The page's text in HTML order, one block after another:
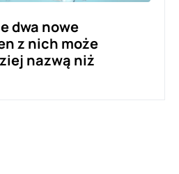
dwa nowe
z nich może
nazwą niż